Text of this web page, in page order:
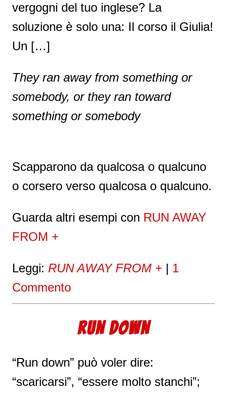
vergogni del tuo inglese? La
soluzione è solo una: Il corso il Giulia!
Un […]
They ran away from something or
somebody, or they ran toward
something or somebody
Scapparono da qualcosa o qualcuno
o corsero verso qualcosa o qualcuno.
Guarda altri esempi con RUN AWAY
FROM +
Leggi: RUN AWAY FROM + | 1
Commento
RUN DOWN
“Run down” può voler dire:
“scaricarsi”, “essere molto stanchi”;